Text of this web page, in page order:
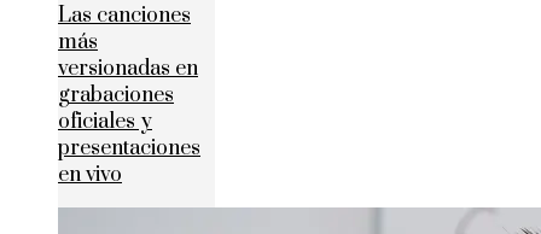
Las canciones
más
versionadas en
grabaciones
oficiales y
presentaciones
en vivo